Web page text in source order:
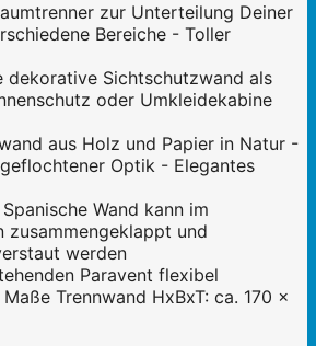
zur Unterteilung Deiner
Bereiche - Toller
dekorative Sichtschutzwand als
oder Umkleidekabine
aus Holz und Papier in Natur -
Optik - Elegantes
Wand kann im
zusammengeklappt und
werden
Paravent flexibel
Trennwand HxBxT: ca. 170 x